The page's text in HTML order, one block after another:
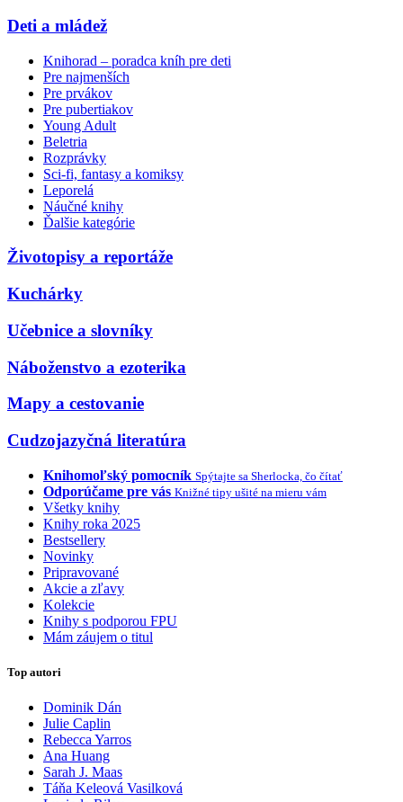
Deti a mládež
Knihorad – poradca kníh pre deti
Pre najmenších
Pre prvákov
Pre pubertiakov
Young Adult
Beletria
Rozprávky
Sci-fi, fantasy a komiksy
Leporelá
Náučné knihy
Ďalšie kategórie
Životopisy a reportáže
Kuchárky
Učebnice a slovníky
Náboženstvo a ezoterika
Mapy a cestovanie
Cudzojazyčná literatúra
Knihomoľský pomocník Spýtajte sa Sherlocka, čo čítať
Odporúčame pre vás Knižné tipy ušité na mieru vám
Všetky knihy
Knihy roka 2025
Bestsellery
Novinky
Pripravované
Akcie a zľavy
Kolekcie
Knihy s podporou FPU
Mám záujem o titul
Top autori
Dominik Dán
Julie Caplin
Rebecca Yarros
Ana Huang
Sarah J. Maas
Táňa Keleová Vasilková